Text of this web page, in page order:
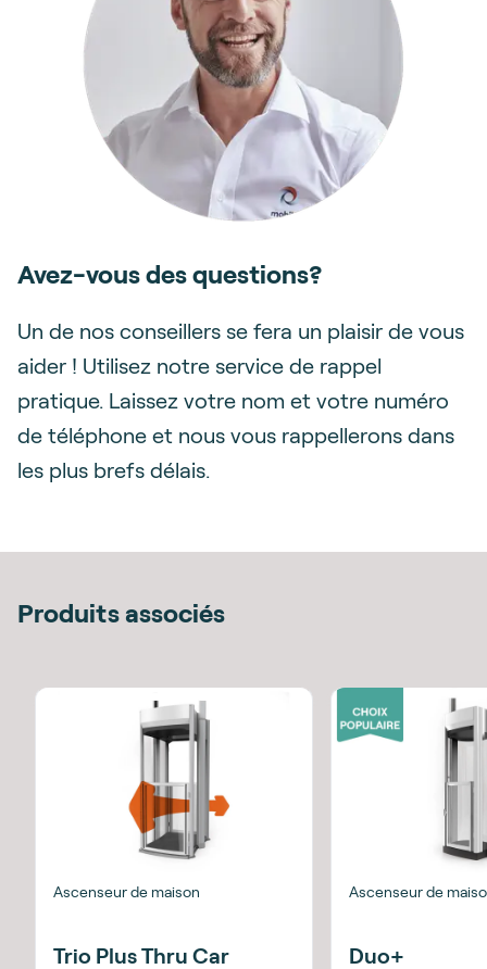
Avez-vous des questions?
Un de nos conseillers se fera un plaisir de vous
aider ! Utilisez notre service de rappel
pratique. Laissez votre nom et votre numéro
de téléphone et nous vous rappellerons dans
les plus brefs délais.
Produits associés
Ascenseur de maison
Trio Plus Thru Car
Ascenseur de
Duo+